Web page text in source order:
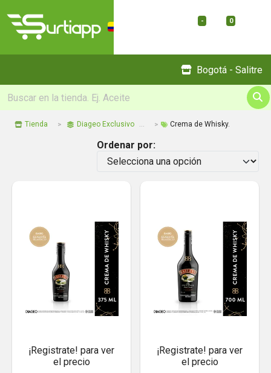
- 0
Bogotá - Salitre
Tienda Diageo Exclusivo Crema de Whisky.
Ordenar por:
¡Registrate! para ver
el precio
¡Registrate! para ver
el precio